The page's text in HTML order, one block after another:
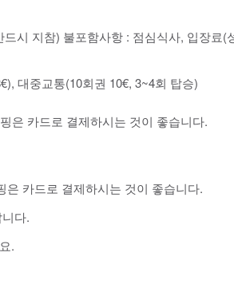
시 지참) 불포함사항 : 점심식사, 입장료(
대중교통(10회권 10€, 3~4회 탑승)
은 카드로 결제하시는 것이 좋습니다.
은 카드로 결제하시는 것이 좋습니다.
다.
.